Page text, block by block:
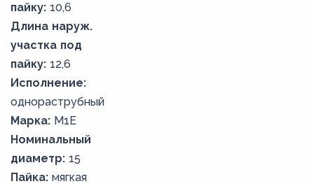
пайку: 10,6
Длина наруж.
участка под
пайку: 12,6
Исполнение:
однораструбный
Марка: М1Е
Номинальный
диаметр: 15
Пайка: мягкая